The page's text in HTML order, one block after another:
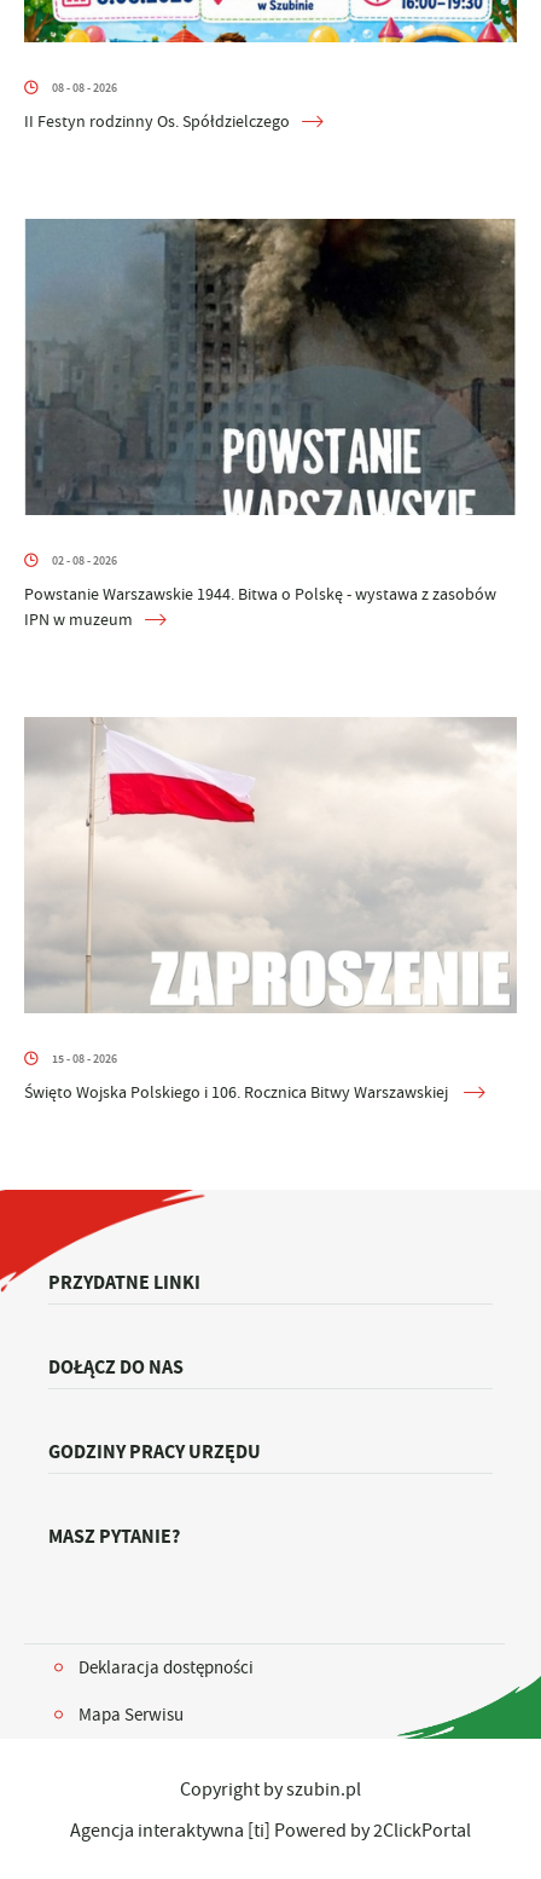
08 - 08 - 2026
II Festyn rodzinny Os. Spółdzielczego
02 - 08 - 2026
Powstanie Warszawskie 1944. Bitwa o Polskę - wystawa z zasobów
IPN w muzeum
15 - 08 - 2026
Święto Wojska Polskiego i 106. Rocznica Bitwy Warszawskiej
PRZYDATNE LINKI
DOŁĄCZ DO NAS
GODZINY PRACY URZĘDU
MASZ PYTANIE?
Deklaracja dostępności
Mapa Serwisu
Copyright by szubin.pl
Agencja interaktywna [ti] Powered by2ClickPortal